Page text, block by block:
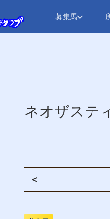
募集馬
ネオザステ
＜